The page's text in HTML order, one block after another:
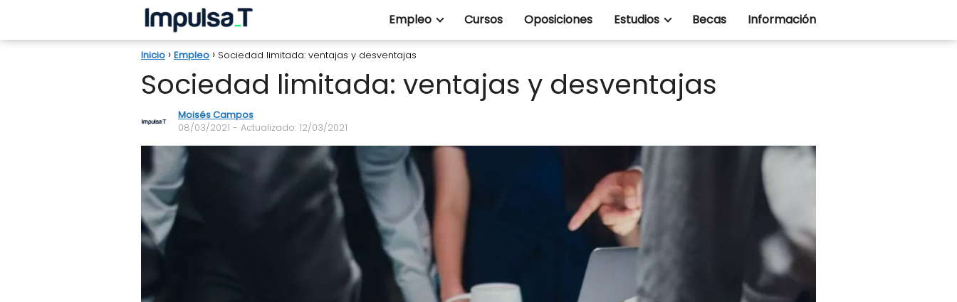
Empleo Cursos Oposiciones Estudios Becas Información
Inicio Empleo Sociedad limitada: ventajas y desventajas
Sociedad limitada: ventajas y desventajas
Moisés Campos
08/03/2021 - Actualizado: 12/03/2021